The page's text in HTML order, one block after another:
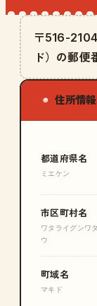
〒516-
ド）の郵便
◉ 住所情報
都道府県名
ミエケン
市区町村名
ワタライグンワ
ウ
町域名
マキド